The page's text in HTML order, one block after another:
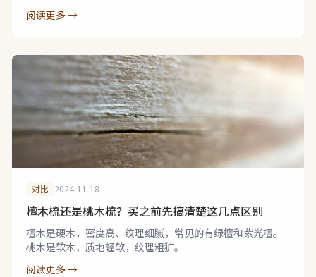
阅读更多 →
对比 2024-11-18
檀木梳还是桃木梳？买之前先搞清楚这几点区别
檀木是硬木，密度高、纹理细腻，常见的有绿檀和紫光檀。
桃木是软木，质地轻软，纹理粗犷。
阅读更多 →